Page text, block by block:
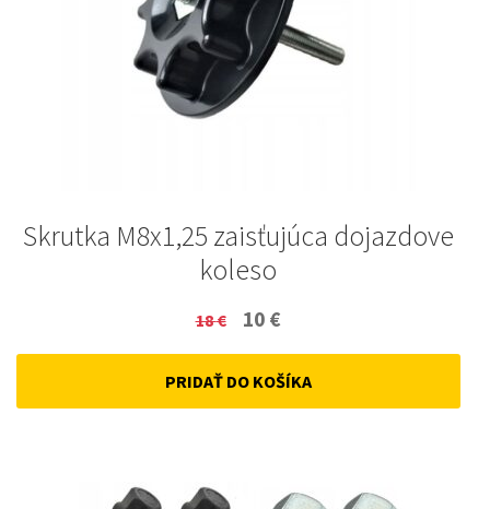
Skrutka M8x1,25 zaisťujúca dojazdove
koleso
18€
Original
price
was:
10 €
price
is:
PRIDAŤ DO KOŠÍKA